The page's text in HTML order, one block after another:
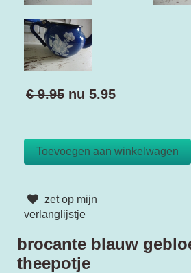
€ 9.95 nu 5.95
zet op mijn
verlanglijstje
brocante blauw
theepotje